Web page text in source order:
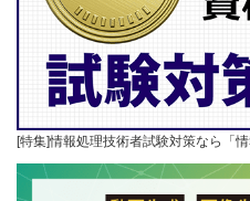
[特集]情報処理技術者試験対策なら「